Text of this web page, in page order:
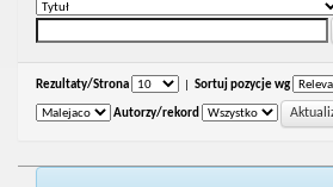
Rezultaty/Strona Sortuj pozycje wg
Autorzy/rekord